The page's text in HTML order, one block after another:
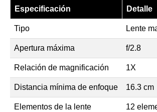
Especificación Detalle
Tipo Lente
Apertura máxima f/2.8
Relación de magnificación 1X
Distancia mínima de enfoque 16.3 cm
Elementos de la lente 12